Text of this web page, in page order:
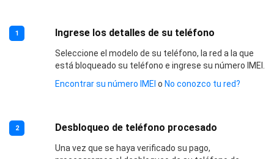
1 Ingrese los detalles de su teléfono
Seleccione el modelo de su teléfono, la red a la que
está bloqueado su teléfono e ingrese su número IMEI.
Encontrar su número IMEI o No conozco tu red?
2 Desbloqueo de teléfono procesado
Una vez que se haya verificado su pago,